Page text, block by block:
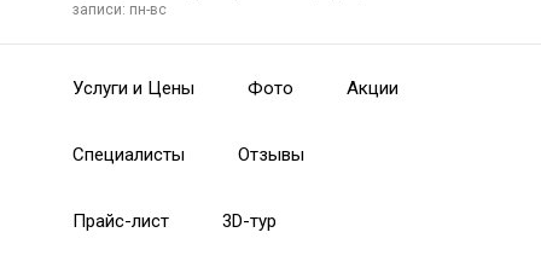
записи: пн-вс
Услуги и Цены Фото Акции
Специалисты Отзывы
Прайс-лист 3D-тур